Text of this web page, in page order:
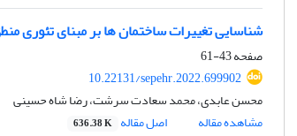
شناسایی تغییرات ساختمان ها بر مبنای تئوری
صفحه43-61
10.22131/sepehr.2022.699902
محسن عابدی، محمد سعادت سرشت، رضا شاه حسینی
مشاهده مقاله
اصل مقاله 636.38 K